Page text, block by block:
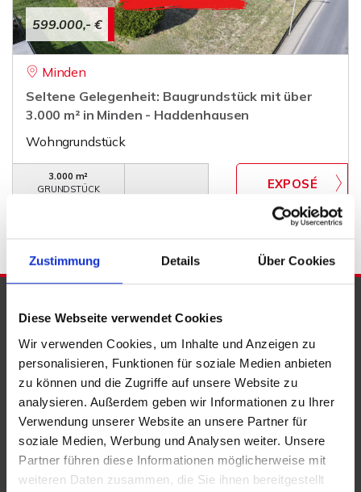
Zustimmung Details Über Cookies
Diese Webseite verwendet Cookies
Wir verwenden Cookies, um Inhalte und Anzeigen zu
personalisieren, Funktionen für soziale Medien anbieten
zu können und die Zugriffe auf unsere Website zu
analysieren. Außerdem geben wir Informationen zu Ihrer
Verwendung unserer Website an unsere Partner für
soziale Medien, Werbung und Analysen weiter. Unsere
Partner führen diese Informationen möglicherweise mit
weiteren Daten zusammen, die Sie ihnen bereitgestellt
599.000,- €
Minden
Seltene Gelegenheit: Baugrundstück mit über
3.000 m² in Minden - Haddenhausen
Wohngrundstück
3.000 m²
GRUNDSTÜCK